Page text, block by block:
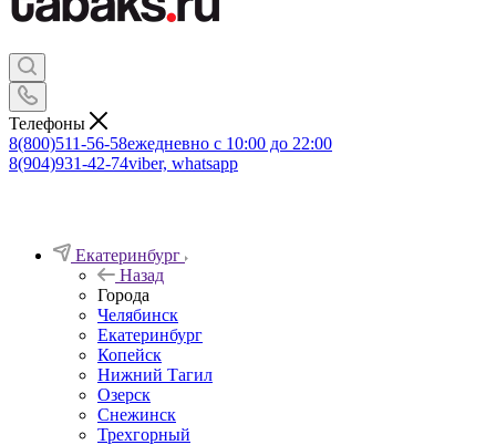
Телефоны
8(800)511-56-58ежедневно с 10:00 до 22:00
8(904)931-42-74viber, whatsapp
Екатеринбург
Назад
Города
Челябинск
Екатеринбург
Копейск
Нижний Тагил
Озерск
Снежинск
Трехгорный